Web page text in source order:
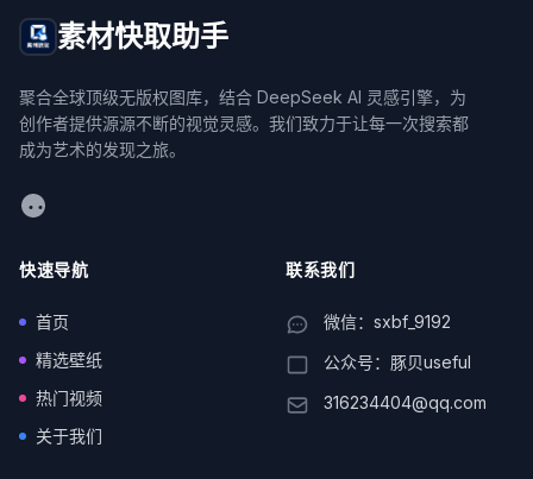
素材快取助手
聚合全球顶级无版权图库，结合 DeepSeek AI 灵感引擎，为
创作者提供源源不断的视觉灵感。我们致力于让每一次搜索都
成为艺术的发现之旅。
WeChat
快速导航
首页
精选壁纸
热门视频
关于我们
联系我们
微信：sxbf_9192
公众号：豚贝useful
316234404@qq.com